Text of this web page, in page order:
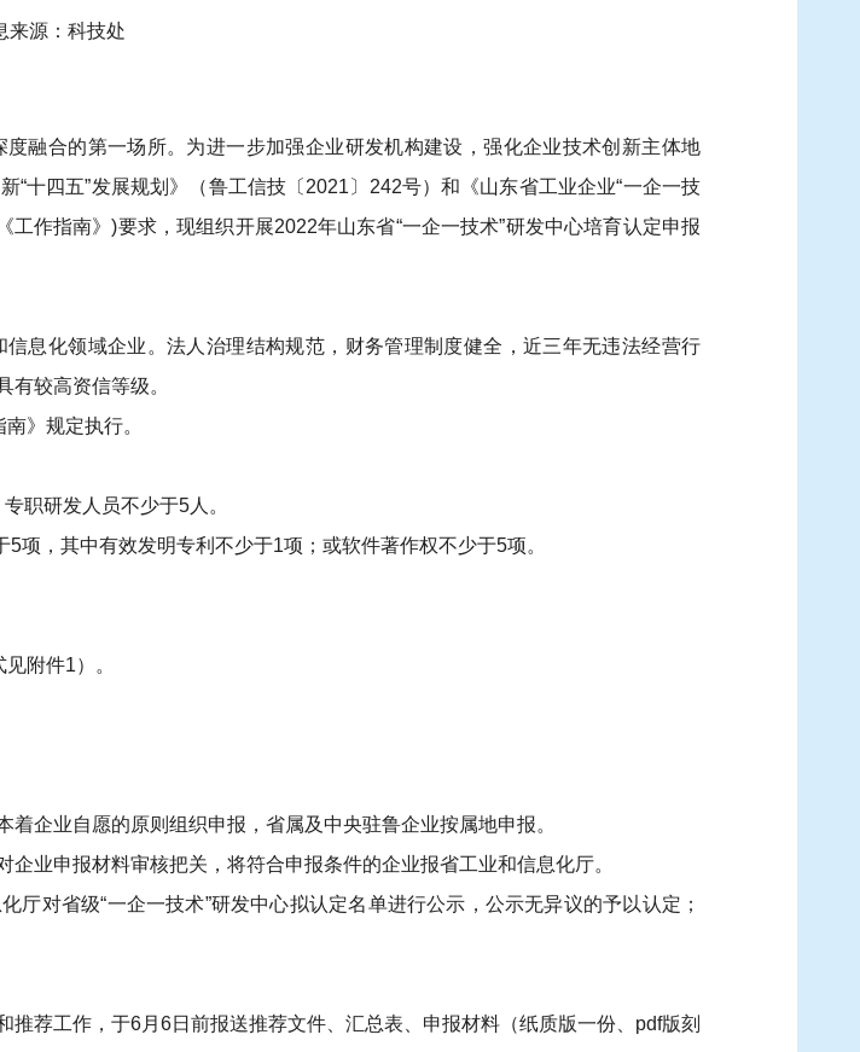
来源：科技处
融合的第一场所。为进一步加强企业研发机构建设，强化企业技术创新主体地
十四五”发展规划》（鲁工信技〔2021〕242号）和《山东省工业企业“一企一技
作指南》)要求，现组织开展2022年山东省“一企一技术”研发中心培育认定申报
息化领域企业。法人治理结构规范，财务管理制度健全，近三年无违法经营行
较高资信等级。
》规定执行。
职研发人员不少于5人。
项，其中有效发明专利不少于1项；或软件著作权不少于5项。
附件1）。
企业自愿的原则组织申报，省属及中央驻鲁企业按属地申报。
业申报材料审核把关，将符合申报条件的企业报省工业和信息化厅。
厅对省级“一企一技术”研发中心拟认定名单进行公示，公示无异议的予以认定；
荐工作，于6月6日前报送推荐文件、汇总表、申报材料（纸质版一份、pdf版刻